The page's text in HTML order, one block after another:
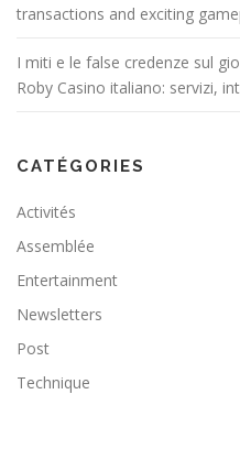
transactions and exciting
I miti e le false credenze sul
Roby Casino italiano: servizi,
CATÉGORIES
Activités
Assemblée
Entertainment
Newsletters
Post
Technique